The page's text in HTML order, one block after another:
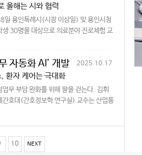
올해는 시와 협력
일 용인특례시(시장 이상일) 및 용인시청
30명을 대상으로 의료분야 진로체험 교
자동화 AI’ 개발
환자 케어는 극대화
2025.10.17
무 부담 완화를 위해 팔을 걷는다. 김휘
호대(간호정보학 연구실) 교수는 산업통
10 NEXT